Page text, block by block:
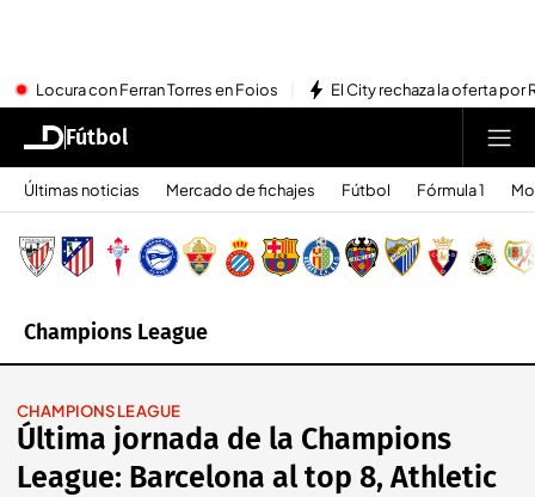
Locura con Ferran Torres en Foios El City rechaza la oferta por
Fútbol
Últimas noticias Mercado de fichajes Fútbol Fórmula 1
Champions League
CHAMPIONS LEAGUE
Última jornada de la Champions
League: Barcelona al top 8, Athletic